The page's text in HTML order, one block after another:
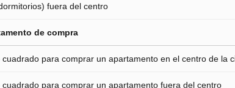
fuera del centro
de compra
para comprar un apartamento en el centro de la
cuadrado para comprar un apartamento fuera del centro